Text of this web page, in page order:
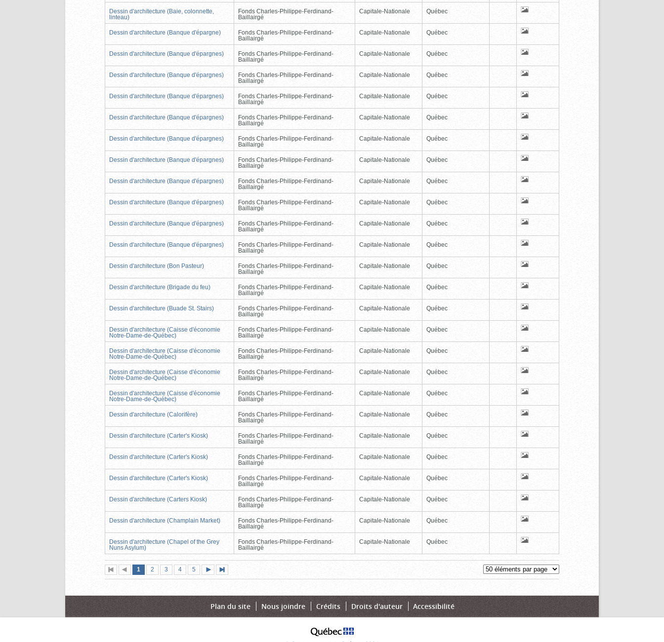
Dessin d'architecture (Baie, colonnette,
linteau)
Fonds Charles-Philippe-Ferdinand-
Baillairgé
Capitale-Nationale Québec
Dessin d'architecture (Banque d'épargne)
Fonds Charles-Philippe-Ferdinand-
Baillairgé
Capitale-Nationale Québec
Dessin d'architecture (Banque d'épargnes)
Fonds Charles-Philippe-Ferdinand-
Baillairgé
Capitale-Nationale Québec
Dessin d'architecture (Banque d'épargnes)
Fonds Charles-Philippe-Ferdinand-
Baillairgé
Capitale-Nationale Québec
Dessin d'architecture (Banque d'épargnes)
Fonds Charles-Philippe-Ferdinand-
Baillairgé
Capitale-Nationale Québec
Dessin d'architecture (Banque d'épargnes)
Fonds Charles-Philippe-Ferdinand-
Baillairgé
Capitale-Nationale Québec
Dessin d'architecture (Banque d'épargnes)
Fonds Charles-Philippe-Ferdinand-
Baillairgé
Capitale-Nationale Québec
Dessin d'architecture (Banque d'épargnes)
Fonds Charles-Philippe-Ferdinand-
Baillairgé
Capitale-Nationale Québec
Dessin d'architecture (Banque d'épargnes)
Fonds Charles-Philippe-Ferdinand-
Baillairgé
Capitale-Nationale Québec
Dessin d'architecture (Banque d'épargnes)
Fonds Charles-Philippe-Ferdinand-
Baillairgé
Capitale-Nationale Québec
Dessin d'architecture (Banque d'épargnes)
Fonds Charles-Philippe-Ferdinand-
Baillairgé
Capitale-Nationale Québec
Dessin d'architecture (Banque d'épargnes)
Fonds Charles-Philippe-Ferdinand-
Baillairgé
Capitale-Nationale Québec
Dessin d'architecture (Bon Pasteur)
Fonds Charles-Philippe-Ferdinand-
Baillairgé
Capitale-Nationale Québec
Dessin d'architecture (Brigade du feu)
Fonds Charles-Philippe-Ferdinand-
Baillairgé
Capitale-Nationale Québec
Dessin d'architecture (Buade St. Stairs)
Fonds Charles-Philippe-Ferdinand-
Baillairgé
Capitale-Nationale Québec
Dessin d'architecture (Caisse d'économie
Notre-Dame-de-Québec)
Fonds Charles-Philippe-Ferdinand-
Baillairgé
Capitale-Nationale Québec
Dessin d'architecture (Caisse d'économie
Notre-Dame-de-Québec)
Fonds Charles-Philippe-Ferdinand-
Baillairgé
Capitale-Nationale Québec
Dessin d'architecture (Caisse d'économie
Notre-Dame-de-Québec)
Fonds Charles-Philippe-Ferdinand-
Baillairgé
Capitale-Nationale Québec
Dessin d'architecture (Caisse d'économie
Notre-Dame-de-Québec)
Fonds Charles-Philippe-Ferdinand-
Baillairgé
Capitale-Nationale Québec
Dessin d'architecture (Calorifère)
Fonds Charles-Philippe-Ferdinand-
Baillairgé
Capitale-Nationale Québec
Dessin d'architecture (Carter's Kiosk)
Fonds Charles-Philippe-Ferdinand-
Baillairgé
Capitale-Nationale Québec
Dessin d'architecture (Carter's Kiosk)
Fonds Charles-Philippe-Ferdinand-
Baillairgé
Capitale-Nationale Québec
Dessin d'architecture (Carter's Kiosk)
Fonds Charles-Philippe-Ferdinand-
Baillairgé
Capitale-Nationale Québec
Dessin d'architecture (Carters Kiosk)
Fonds Charles-Philippe-Ferdinand-
Baillairgé
Capitale-Nationale Québec
Dessin d'architecture (Champlain Market)
Fonds Charles-Philippe-Ferdinand-
Baillairgé
Capitale-Nationale Québec
Dessin d'architecture (Chapel of the Grey
Nuns Asylum)
Fonds Charles-Philippe-Ferdinand-
Baillairgé
Capitale-Nationale Québec
Première
page
Page
précédente
Page
1 (page
actuelle)
Page
2 Page
3 Page
4 Page
5
suivante
page
Plan du site Nous joindre Crédits Droits d'auteur Accessibilité